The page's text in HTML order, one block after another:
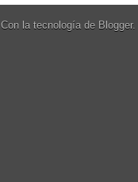
Con la tecnología de Blogger.